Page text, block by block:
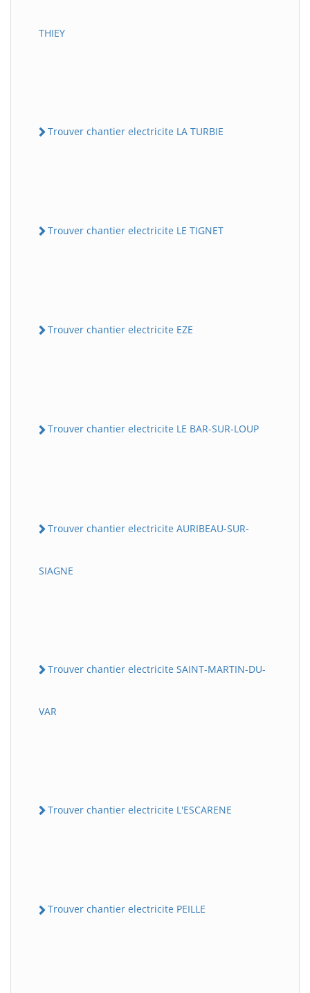
THIEY
Trouver chantier electricite LA TURBIE
Trouver chantier electricite LE TIGNET
Trouver chantier electricite EZE
Trouver chantier electricite LE BAR-SUR-LOUP
Trouver chantier electricite AURIBEAU-SUR-
SIAGNE
Trouver chantier electricite SAINT-MARTIN-DU-
VAR
Trouver chantier electricite L'ESCARENE
Trouver chantier electricite PEILLE